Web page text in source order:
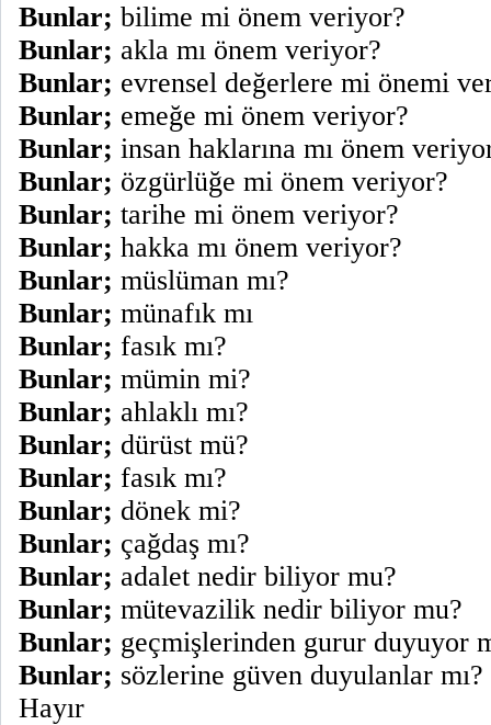
Bunlar; bilime mi önem veriyor?
Bunlar; akla mı önem veriyor?
Bunlar; evrensel değerlere mi önemi
Bunlar; emeğe mi önem veriyor?
Bunlar; insan haklarına mı önem
Bunlar; özgürlüğe mi önem veriyor?
Bunlar; tarihe mi önem veriyor?
Bunlar; hakka mı önem veriyor?
Bunlar; müslüman mı?
Bunlar; münafık mı
Bunlar; fasık mı?
Bunlar; mümin mi?
Bunlar; ahlaklı mı?
Bunlar; dürüst mü?
Bunlar; fasık mı?
Bunlar; dönek mi?
Bunlar; çağdaş mı?
Bunlar; adalet nedir biliyor mu?
Bunlar; mütevazilik nedir biliyor mu?
Bunlar; geçmişlerinden gurur duyuyor
Bunlar; sözlerine güven duyulanlar mı?
Hayır